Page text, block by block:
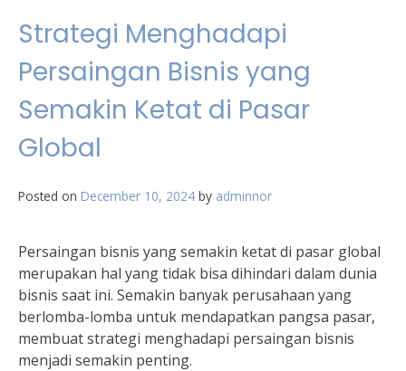
Strategi Menghadapi
Persaingan Bisnis yang
Semakin Ketat di Pasar
Global
Posted on December 10, 2024 by adminnor
Persaingan bisnis yang semakin ketat di pasar global
merupakan hal yang tidak bisa dihindari dalam dunia
bisnis saat ini. Semakin banyak perusahaan yang
berlomba-lomba untuk mendapatkan pangsa pasar,
membuat strategi menghadapi persaingan bisnis
menjadi semakin penting.